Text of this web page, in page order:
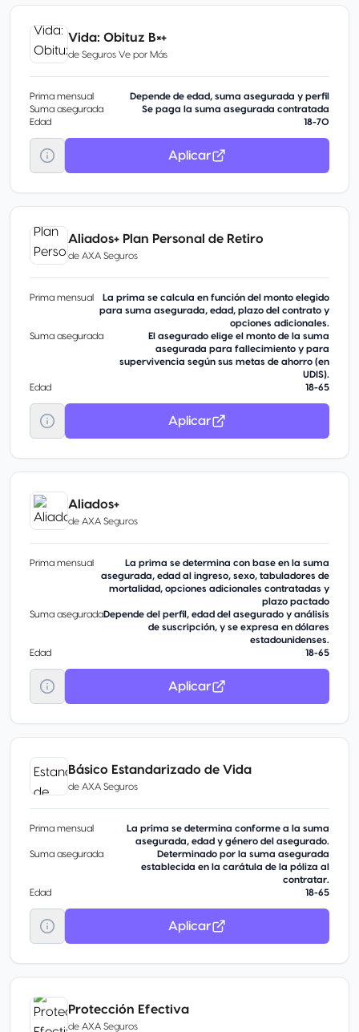
Vida: Obituz B×+
de Seguros Ve por Más
Prima mensual
Depende de edad, suma asegurada y perfil
Suma asegurada
Se paga la suma asegurada contratada
Edad
18-70
Aplicar
Aliados+ Plan Personal de Retiro
de AXA Seguros
Prima mensual
La prima se calcula en función del monto elegido
para suma asegurada, edad, plazo del contrato y
opciones adicionales.
Suma asegurada
El asegurado elige el monto de la suma
asegurada para fallecimiento y para
supervivencia según sus metas de ahorro (en
UDIS).
Edad
18-65
Aplicar
Aliados+
de AXA Seguros
Prima mensual
La prima se determina con base en la suma
asegurada, edad al ingreso, sexo, tabuladores de
mortalidad, opciones adicionales contratadas y
plazo pactado
Suma aseguradaDepende del perfil, edad del asegurado y análisis
de suscripción, y se expresa en dólares
estadounidenses.
Edad
18-65
Aplicar
Básico Estandarizado de Vida
de AXA Seguros
Prima mensual
La prima se determina conforme a la suma
asegurada, edad y género del asegurado.
Suma asegurada
Determinado por la suma asegurada
establecida en la carátula de la póliza al
contratar.
Edad
18-65
Aplicar
Protección Efectiva
de AXA Seguros